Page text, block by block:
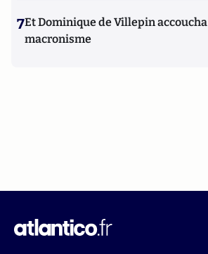
7Et Dominique de Villepin
macronisme